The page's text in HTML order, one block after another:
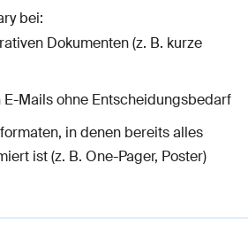
bei:
Dokumenten (z. B. kurze
Mails ohne Entscheidungsbedarf
in denen bereits alles
ist (z. B. One-Pager, Poster)